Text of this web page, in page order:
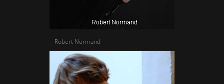
Robert Normand